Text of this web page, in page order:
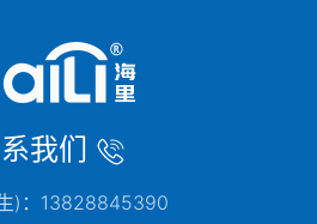
我们
)：13828845390